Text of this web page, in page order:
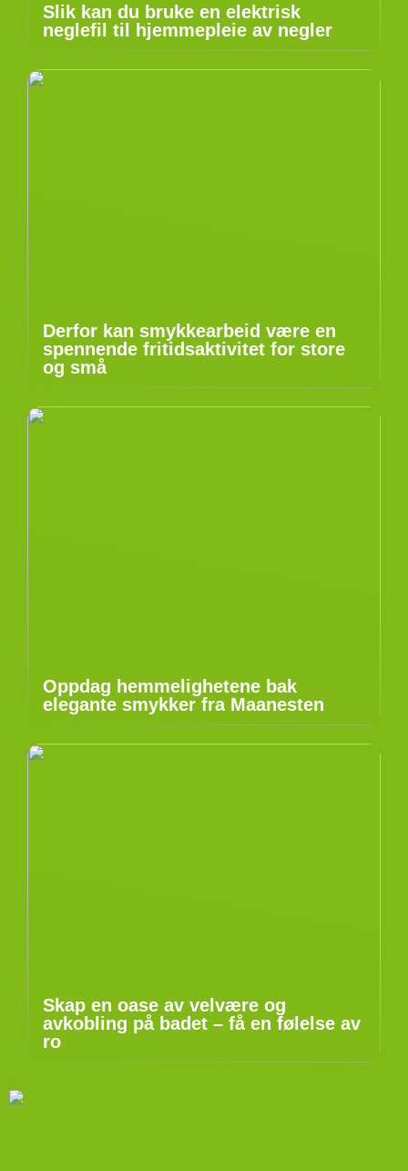
Slik kan du bruke en elektrisk
neglefil til hjemmepleie av negler
Derfor kan smykkearbeid være en
spennende fritidsaktivitet for store
og små
Oppdag hemmelighetene bak
elegante smykker fra Maanesten
Skap en oase av velvære og
avkobling på badet – få en følelse av
ro